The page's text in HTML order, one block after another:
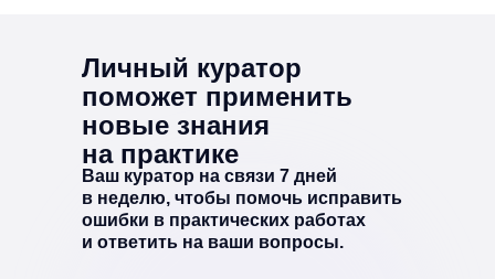
Ваш куратор на связи 7 дней
в неделю, чтобы помочь исправить
ошибки в практических работах
и ответить на ваши вопросы.
Личный куратор
поможет применить
новые знания
на практике